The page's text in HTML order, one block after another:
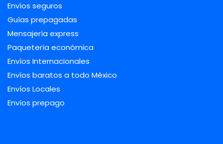
Envíos seguros
Guías prepagadas
Mensajería express
Paquetería económica
Envíos Internacionales
Envíos baratos a todo México
Envíos Locales
Envíos prepago